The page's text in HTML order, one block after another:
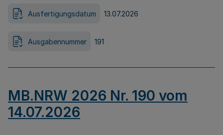
Ausfertigungsdatum 13.07.2026
Ausgabennummer 191
MB.NRW 2026 Nr. 190 vom
14.07.2026